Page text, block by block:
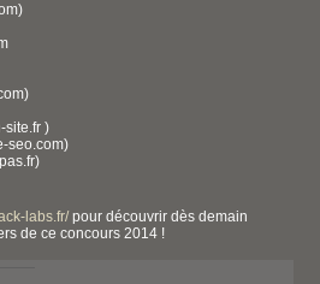
site.fr )
seo.com)
labs.fr/pour découvrir dès demain
de ce concours 2014 !